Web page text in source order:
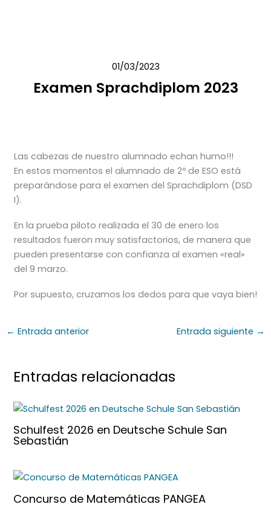
01/03/2023
Examen Sprachdiplom 2023
Las cabezas de nuestro alumnado echan humo!!!
En estos momentos el alumnado de 2º de ESO está
preparándose para el examen del Sprachdiplom (DSD
I).
En la prueba piloto realizada el 30 de enero los
resultados fueron muy satisfactorios, de manera que
pueden presentarse con confianza al examen «real»
del 9 marzo.
Por supuesto, cruzamos los dedos para que vaya bien!
← Entrada anterior Entrada siguiente →
Entradas relacionadas
Schulfest 2026 en Deutsche Schule San
Sebastián
Concurso de Matemáticas PANGEA